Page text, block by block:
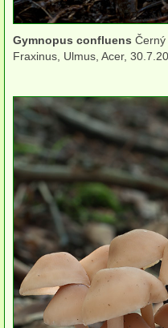
Břichatky
Podzemky
podle stanoviště
Houby lužních lesů
Houby doubrav
Houby dubohabřin
Houby bučin
Houby smrčin
Houby suťových lesů
Gymnopus confluens
Fraxinus, Ulmus, Acer,